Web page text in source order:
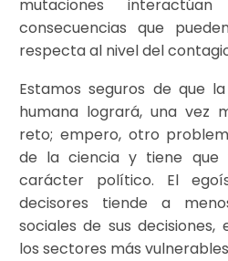
mutaciones
consecuencias que
respecta al nivel del
Estamos seguros de que
humana logrará, una vez
reto; empero, otro
de la ciencia y tiene que
carácter político. El
decisores tiende a
sociales de sus
los sectores más